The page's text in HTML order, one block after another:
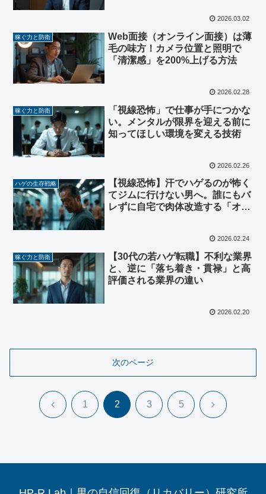
2026.03.02
稼ぐ力と防衛
Web面接（オンライン面接）は薄
毛の味方！カメラ位置と照明で
「清潔感」を200%上げる方法
2026.02.28
稼ぐ力と防衛
「視線恐怖」で仕事が手につかな
い。メンタルが限界を迎える前に
知ってほしい環境を変える技術
2026.02.26
ハゲの生存戦略
【視線恐怖】汗でハゲるのが怖く
てジムに行けない男へ。誰にもバ
レずに自宅で肉体改造する「オン
2026.02.24
稼ぐ力と防衛
【30代の若ハゲ転職】不利な業界
と、逆に「落ち着き・貫禄」と高
評価される業界の違い
2026.02.20
次のページ
前 1 2 3 5 次